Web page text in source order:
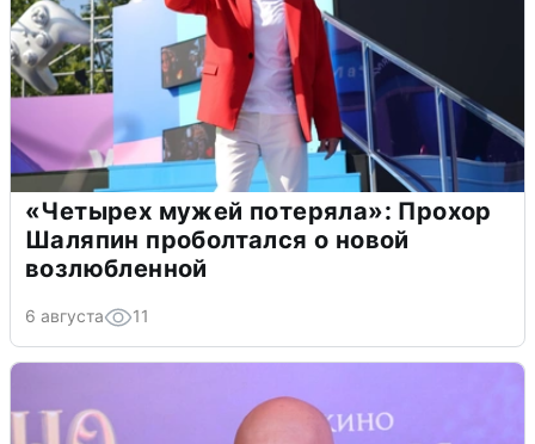
«Четырех мужей потеряла»: Прохор
Шаляпин проболтался о новой
возлюбленной
6 августа 11